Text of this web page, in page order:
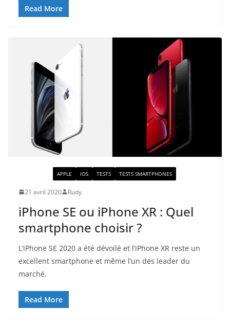
Read More
APPLE IOS TESTS TESTS SMARTPHONES
21 avril 2020 Rudy
iPhone SE ou iPhone XR : Quel
smartphone choisir ?
L’iPhone SE 2020 a été dévoilé et l’iPhone XR reste un
excellent smartphone et même l’un des leader du
marché.
Read More